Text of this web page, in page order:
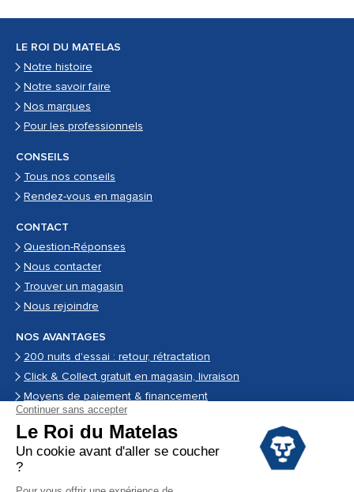
LE ROI DU MATELAS
Notre histoire
Notre savoir faire
Nos marques
Pour les professionnels
CONSEILS
Tous nos conseils
Rendez-vous en magasin
CONTACT
Question-Réponses
Nous contacter
Trouver un magasin
Nous rejoindre
NOS AVANTAGES
200 nuits d'essai : retour, rétractation
Click & Collect gratuit en magasin, livraison
Moyens de paiement & financement
Garantie